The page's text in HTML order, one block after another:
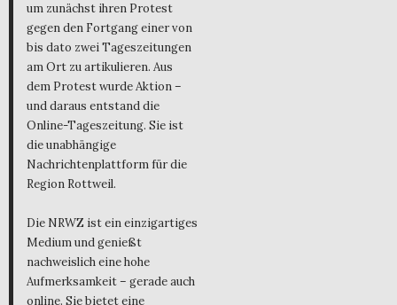
um zunächst ihren Protest
gegen den Fortgang einer von
bis dato zwei Tageszeitungen
am Ort zu artikulieren. Aus
dem Protest wurde Aktion –
und daraus entstand die
Online-Tageszeitung. Sie ist
die unabhängige
Nachrichtenplattform für die
Region Rottweil.
Die NRWZ ist ein einzigartiges
Medium und genießt
nachweislich eine hohe
Aufmerksamkeit – gerade auch
online. Sie bietet eine